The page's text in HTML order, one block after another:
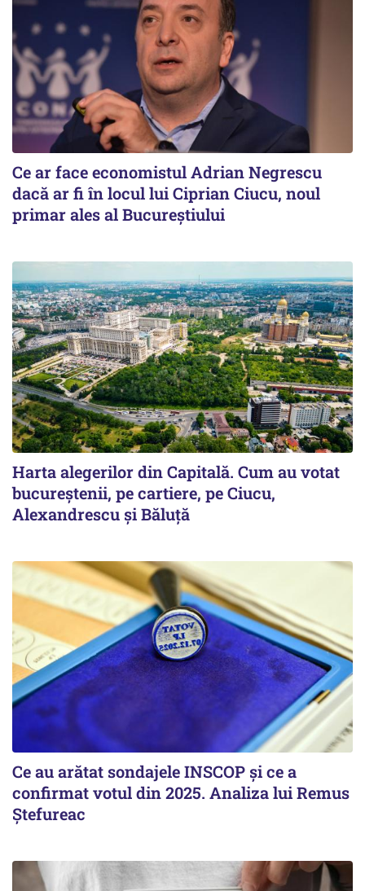
Ce ar face economistul Adrian Negrescu
dacă ar fi în locul lui Ciprian Ciucu, noul
primar ales al Bucureștiului
Harta alegerilor din Capitală. Cum au votat
bucureștenii, pe cartiere, pe Ciucu,
Alexandrescu și Băluță
Ce au arătat sondajele INSCOP și ce a
confirmat votul din 2025. Analiza lui Remus
Ștefureac